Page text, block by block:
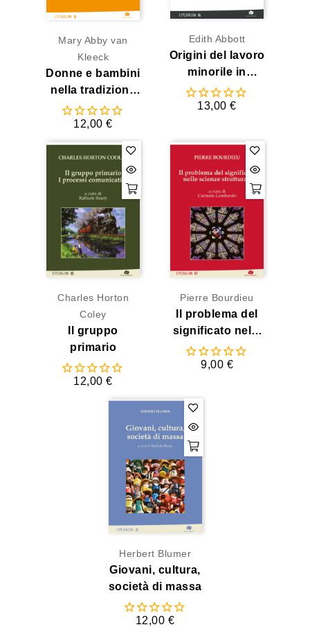
Mary Abby van
Kleeck
Donne e bambini
nella tradizione
sociologica
12,00 €
Edith Abbott
Origini del lavoro
minorile in
America
13,00 €
Charles Horton
Coley
Il gruppo
primario
12,00 €
Pierre Bourdieu
Il problema del
significato nelle
scienze
strutturali
9,00 €
Herbert Blumer
Giovani, cultura,
società di massa
12,00 €